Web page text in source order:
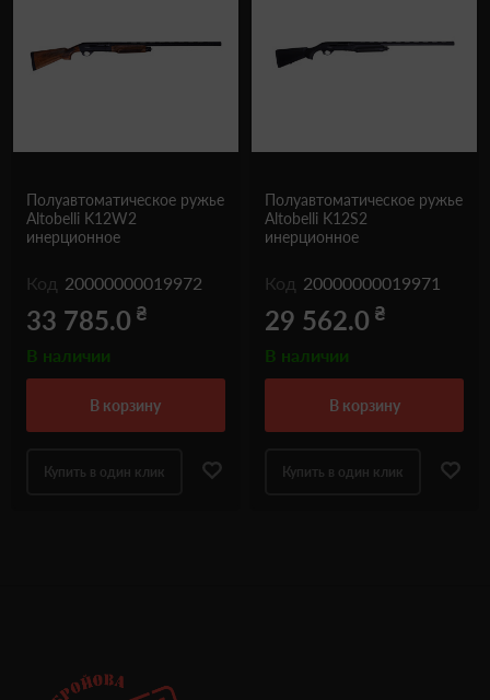
Полуавтоматическое ружье
Altobelli K12W2
инерционное
Код 20000000019972
33 785.0 ₴
В наличии
в корзину
Купить в один клик
Полуавтоматическое ружье
Altobelli K12S2
инерционное
Код 20000000019971
29 562.0 ₴
В наличии
в корзину
Купить в один клик